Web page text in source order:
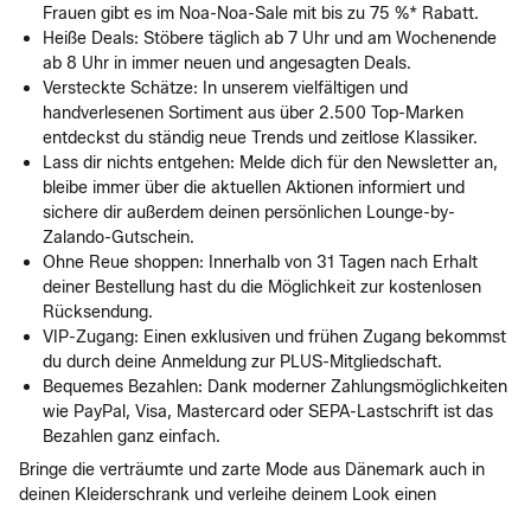
Frauen gibt es im Noa-Noa-Sale mit bis zu 75 %* Rabatt.
Heiße Deals: Stöbere täglich ab 7 Uhr und am Wochenende
ab 8 Uhr in immer neuen und angesagten Deals.
Versteckte Schätze: In unserem vielfältigen und
handverlesenen Sortiment aus über 2.500 Top-Marken
entdeckst du ständig neue Trends und zeitlose Klassiker.
Lass dir nichts entgehen: Melde dich für den Newsletter an,
bleibe immer über die aktuellen Aktionen informiert und
sichere dir außerdem deinen persönlichen Lounge-by-
Zalando-Gutschein.
Ohne Reue shoppen: Innerhalb von 31 Tagen nach Erhalt
deiner Bestellung hast du die Möglichkeit zur kostenlosen
Rücksendung.
VIP-Zugang: Einen exklusiven und frühen Zugang bekommst
du durch deine Anmeldung zur PLUS-Mitgliedschaft.
Bequemes Bezahlen: Dank moderner Zahlungsmöglichkeiten
wie PayPal, Visa, Mastercard oder SEPA-Lastschrift ist das
Bezahlen ganz einfach.
Bringe die verträumte und zarte Mode aus Dänemark auch in
deinen Kleiderschrank und verleihe deinem Look einen